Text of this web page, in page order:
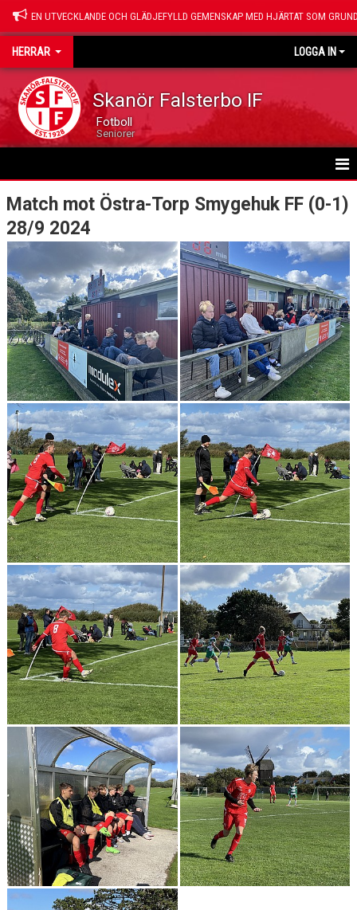
EN UTVECKLANDE OCH GLÄDJEFYLLD GEMENSKAP MED HJÄRTAT SOM
HERRAR LOGGA IN
Skanör Falsterbo IF
Fotboll
Seniorer
HEM
NYHETER
LEDARE
TRUPPEN
GÄSTBOK
BILDGALLERI
DOKUMENT
KONTAKT
MATCHER
SPELARSTATISTIK
Match mot Östra-Torp Smygehuk FF (0-1)
28/9 2024